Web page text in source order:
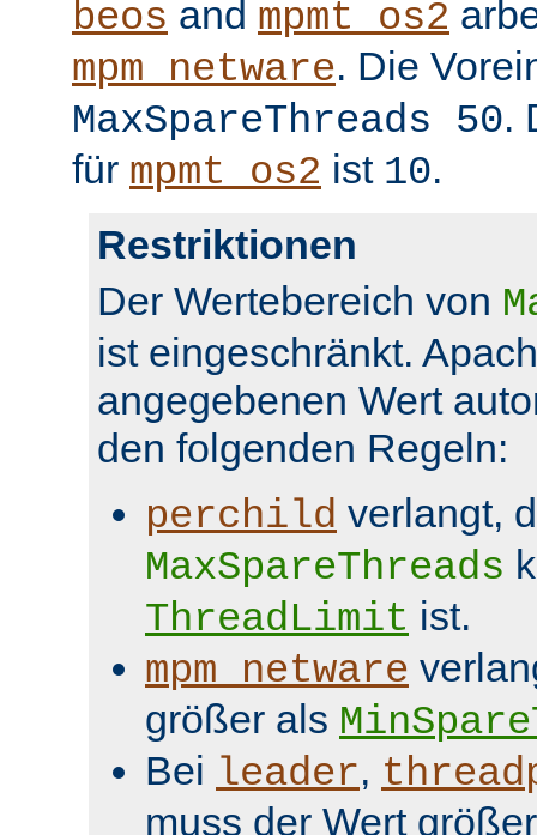
beos and mpmt_os2
mpm_netware. Die
MaxSpareThreads 50.
für mpmt_os2 ist 10.
Restriktionen
Der Wertebereich von
ist eingeschränkt.
angegebenen Wert
den folgenden Regeln:
perchild verlangt,
MaxSpareThreads
ThreadLimit ist.
mpm_netware
größer als
Bei leader,
muss der Wert